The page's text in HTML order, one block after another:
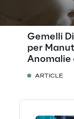
Gemelli
per
ARTICLE